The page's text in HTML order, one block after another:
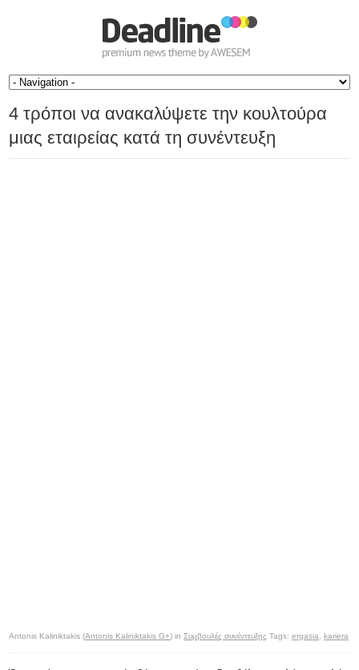
4 τρόποι να ανακαλύψετε την κουλτούρα
μιας εταιρείας κατά τη συνέντευξη
Antonis Kaliniktakis (Antonis Kaliniktakis G+) inΣυμβουλές συνέντευξης Tags:ergasia ,kariera